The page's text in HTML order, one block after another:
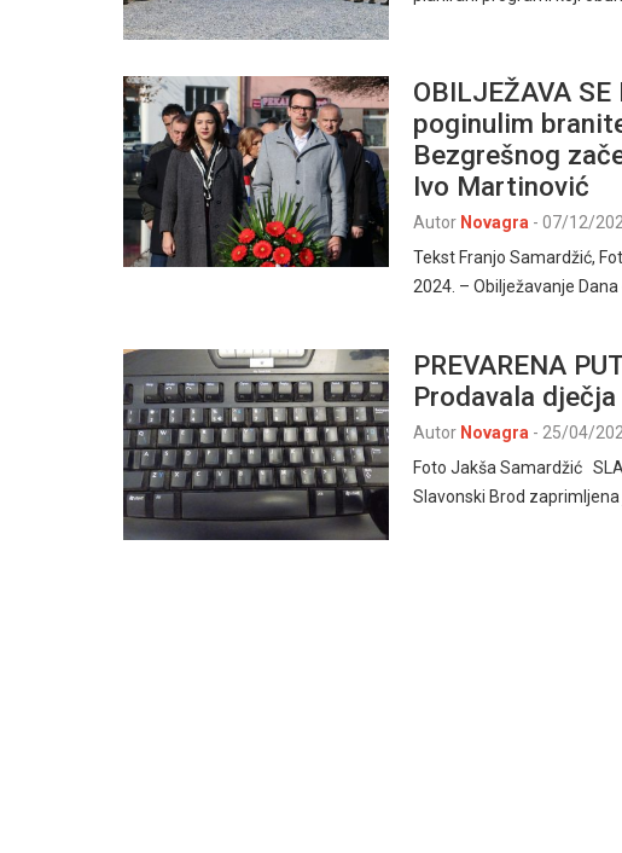
OBILJEŽAVA
poginulim
Bezgrešnog
Ivo Martinović
Autor Novagra - 07/12/
Tekst Franjo Samardžić,
2024. – Obilježavanje
PREVARENA
Prodavala
Autor Novagra - 25/04/
Foto Jakša Samardžić
Slavonski Brod zaprimljena